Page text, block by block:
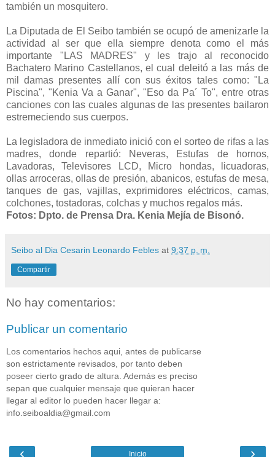
también un mosquitero.
La Diputada de El Seibo también se ocupó de amenizarle la
actividad al ser que ella siempre denota como el más
importante "LAS MADRES" y les trajo al reconocido
Bachatero Marino Castellanos, el cual deleitó a las más de
mil damas presentes allí con sus éxitos tales como: "La
Piscina", "Kenia Va a Ganar", "Eso da Pa´ To", entre otras
canciones con las cuales algunas de las presentes bailaron
estremeciendo sus cuerpos.
La legisladora de inmediato inició con el sorteo de rifas a las
madres, donde repartió: Neveras, Estufas de hornos,
Lavadoras, Televisores LCD, Micro hondas, licuadoras,
ollas arroceras, ollas de presión, abanicos, estufas de mesa,
tanques de gas, vajillas, exprimidores eléctricos, camas,
colchones, tostadoras, colchas y muchos regalos más.
Fotos: Dpto. de Prensa Dra. Kenia Mejía de Bisonó.
Seibo al Dia Cesarin Leonardo Febles at 9:37 p. m.
Compartir
No hay comentarios:
Publicar un comentario
Los comentarios hechos aqui, antes de publicarse
son estrictamente revisados, por tanto deben
poseer cierto grado de altura. Además es preciso
sepan que cualquier mensaje que quieran hacer
llegar al editor lo pueden hacer llegar a:
info.seiboaldia@gmail.com
‹ ›
Inicio